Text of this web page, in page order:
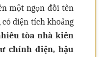
một ngọn đồi tên
diện tích khoảng
tòa nhà kiến
chính điện, hậu